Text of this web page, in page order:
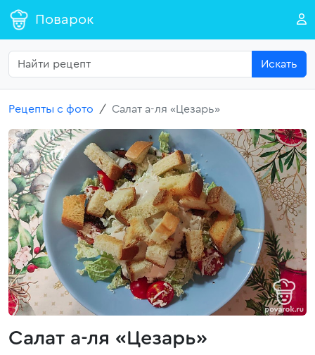
Поварок
Искать
Рецепты с фото Салат а-ля «Цезарь»
Салат а-ля «Цезарь»